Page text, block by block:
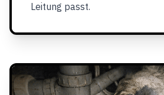
Leitung passt.